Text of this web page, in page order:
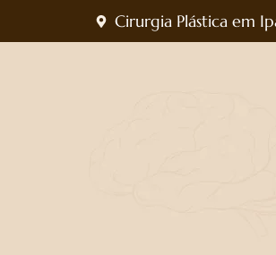
Cirurgia Plástica em